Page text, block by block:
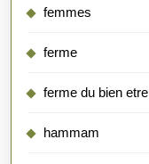
femmes
ferme
ferme du bien etre
hammam